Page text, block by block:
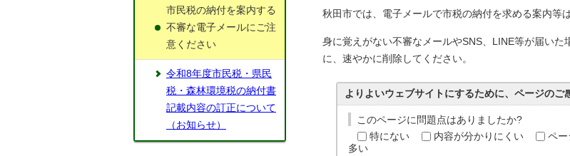
秋田市では、電子メールで市税の納付を求める案内等
身に覚えがない不審なメールやSNS、LINE等が届い
に、速やかに削除してください。
よりよいウェブサイトにするために、ページのご
このページに問題点はありましたか?
特にない
内容が分かりにくい ペー
多い
市民税の納付を案内する
不審な電子メールにご注
意ください
令和8年度市民税・県民
税・森林環境税の納付書
記載内容の訂正について
（お知らせ）